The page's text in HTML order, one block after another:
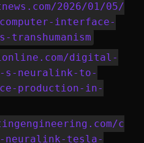
2026/01/05/
interface-
transhumanism
digital-
s-neuralink-to-
production-in-
c
neuralink-tesla-